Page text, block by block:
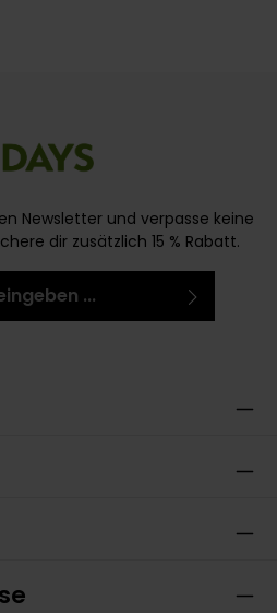
Newsletter und verpasse keine
dir zusätzlich 15 % Rabatt.